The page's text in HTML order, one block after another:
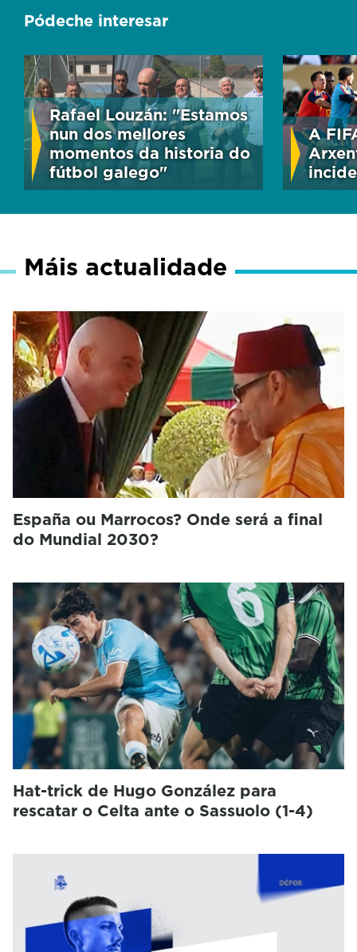
Pódeche interesar
Rafael Louzán: "Estamos
nun dos mellores
momentos da historia do
fútbol galego"
A
Máis actualidade
España ou Marrocos? Onde será a final
do Mundial 2030?
Hat-trick de Hugo González para
rescatar o Celta ante o Sassuolo (1-4)